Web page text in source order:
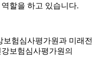
할을 하고 있습니다.
험심사평가원과 미래전
보험심사평가원의